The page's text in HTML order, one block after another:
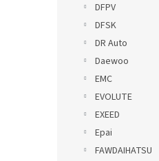
DFPV
DFSK
DR Auto
Daewoo
EMC
EVOLUTE
EXEED
Epai
FAWDAIHATSU